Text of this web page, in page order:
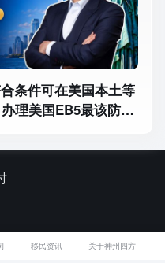
条件可在美国本土等
理美国EB5最该防哪
移民资讯 关于神州四方